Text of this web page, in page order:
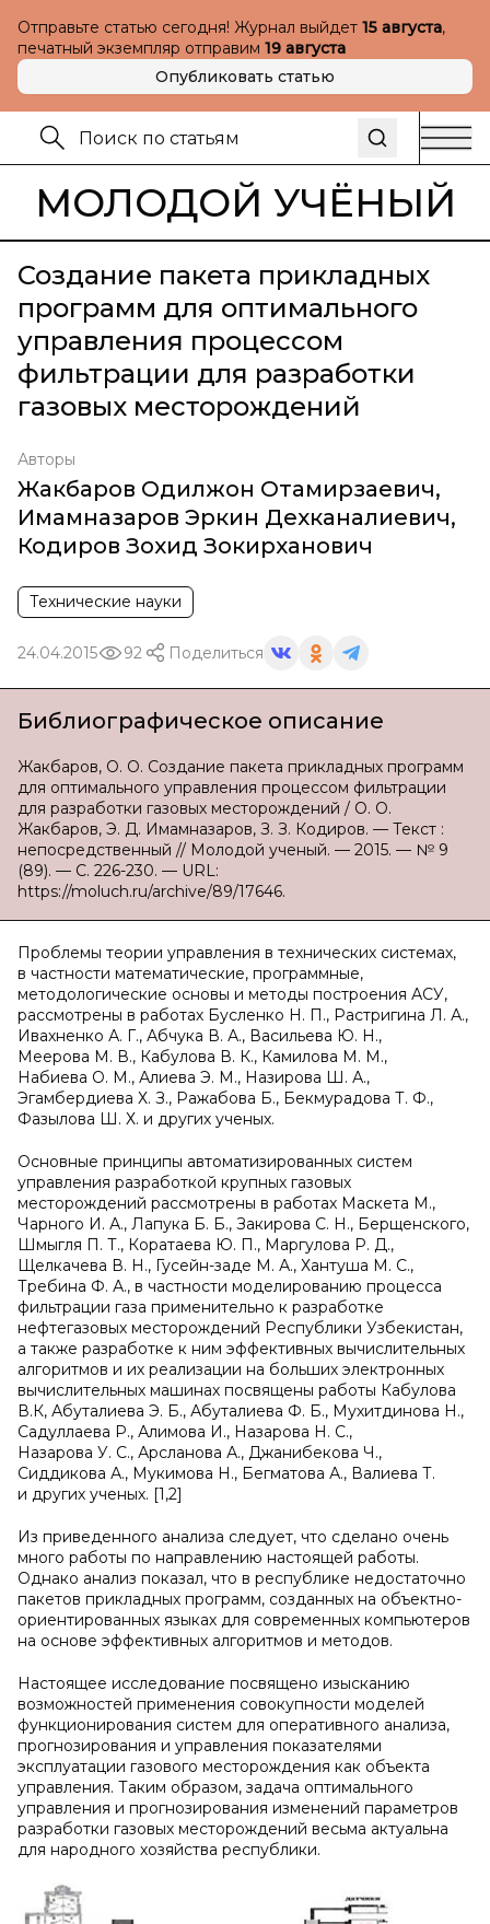
Отправьте статью сегодня! Журнал выйдет 15 августа,
печатный экземпляр отправим 19 августа
Опубликовать статью
МОЛОДОЙ УЧЁНЫЙ
Создание пакета прикладных
программ для оптимального
управления процессом
фильтрации для разработки
газовых месторождений
Авторы
Жакбаров Одилжон Отамирзаевич,
Имамназаров Эркин Дехканалиевич,
Кодиров Зохид Зокирханович
Технические науки
24.04.2015 92 Поделиться
Библиографическое описание
Жакбаров, О. О. Создание пакета прикладных программ
для оптимального управления процессом фильтрации
для разработки газовых месторождений / О. О.
Жакбаров, Э. Д. Имамназаров, З. З. Кодиров. — Текст :
непосредственный // Молодой ученый. — 2015. — № 9
(89). — С. 226-230. — URL:
https://moluch.ru/archive/89/17646.
Проблемы теории управления в технических системах,
в частности математические, программные,
методологические основы и методы построения АСУ,
рассмотрены в работах Бусленко Н. П., Растригина Л. А.,
Ивахненко А. Г., Абчука В. А., Васильева Ю. Н.,
Меерова М. В., Кабулова В. К., Камилова М. М.,
Набиева О. М., Алиева Э. М., Назирова Ш. А.,
Эгамбердиева Х. З., Ражабова Б., Бекмурадова Т. Ф.,
Фазылова Ш. Х. и других ученых.
Основные принципы автоматизированных систем
управления разработкой крупных газовых
месторождений рассмотрены в работах Маскета М.,
Чарного И. А., Лапука Б. Б., Закирова С. Н., Берщенского,
Шмыгля П. Т., Коратаева Ю. П., Маргулова Р. Д.,
Щелкачева В. Н., Гусейн-заде М. А., Хантуша М. С.,
Требина Ф. А., в частности моделированию процесса
фильтрации газа применительно к разработке
нефтегазовых месторождений Республики Узбекистан,
а также разработке к ним эффективных вычислительных
алгоритмов и их реализации на больших электронных
вычислительных машинах посвящены работы Кабулова
В.К, Абуталиева Э. Б., Абуталиева Ф. Б., Мухитдинова Н.,
Садуллаева Р., Алимова И., Назарова Н. С.,
Назарова У. С., Арсланова А., Джанибекова Ч.,
Сиддикова А., Мукимова Н., Бегматова А., Валиева Т.
и других ученых. [1,2]
Из приведенного анализа следует, что сделано очень
много работы по направлению настоящей работы.
Однако анализ показал, что в республике недостаточно
пакетов прикладных программ, созданных на объектно-
ориентированных языках для современных компьютеров
на основе эффективных алгоритмов и методов.
Настоящее исследование посвящено изысканию
возможностей применения совокупности моделей
функционирования систем для оперативного анализа,
прогнозирования и управления показателями
эксплуатации газового месторождения как объекта
управления. Таким образом, задача оптимального
управления и прогнозирования изменений параметров
разработки газовых месторождений весьма актуальна
для народного хозяйства республики.